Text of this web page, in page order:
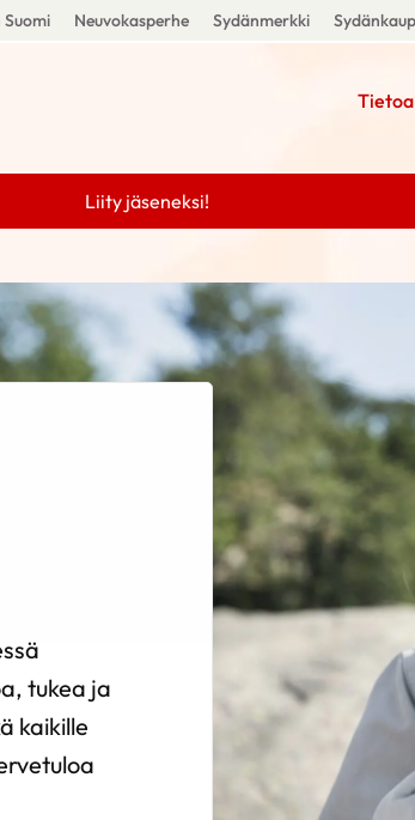
Neuvokasperhe Sydänmerkki
Tietoa
Liity jäseneksi!
tukea ja
kaikille